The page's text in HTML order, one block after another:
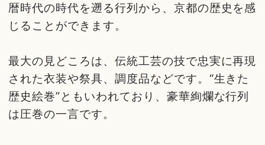
暦時代の時代を遡る行列から、京都の歴史を感
じることができます。
最大の見どころは、伝統工芸の技で忠実に再現
された衣装や祭具、調度品などです。“生きた
歴史絵巻”ともいわれており、豪華絢爛な行列
は圧巻の一言です。